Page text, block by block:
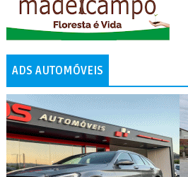
ADS AUTOMÓVEIS